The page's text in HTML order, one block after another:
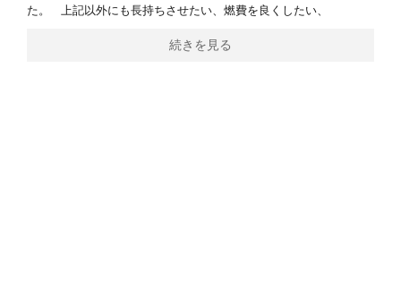
た。 上記以外にも長持ちさせたい、燃費を良くしたい、
続きを見る